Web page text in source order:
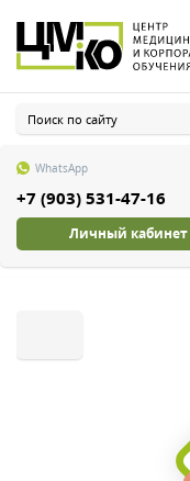
WhatsApp
+7 (903) 531-47-16
Личный кабинет